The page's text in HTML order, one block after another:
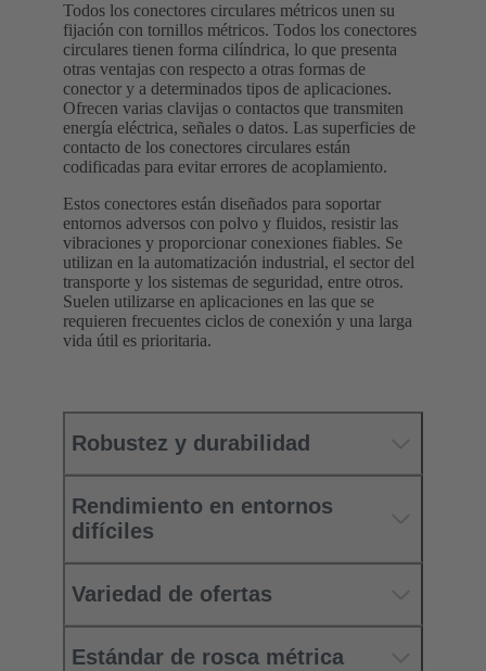
Todos los conectores circulares métricos unen su
fijación con tornillos métricos. Todos los conectores
circulares tienen forma cilíndrica, lo que presenta
otras ventajas con respecto a otras formas de
conector y a determinados tipos de aplicaciones.
Ofrecen varias clavijas o contactos que transmiten
energía eléctrica, señales o datos. Las superficies de
contacto de los conectores circulares están
codificadas para evitar errores de acoplamiento.
Estos conectores están diseñados para soportar
entornos adversos con polvo y fluidos, resistir las
vibraciones y proporcionar conexiones fiables. Se
utilizan en la automatización industrial, el sector del
transporte y los sistemas de seguridad, entre otros.
Suelen utilizarse en aplicaciones en las que se
requieren frecuentes ciclos de conexión y una larga
vida útil es prioritaria.
Robustez y durabilidad
Rendimiento en entornos
difíciles
Variedad de ofertas
Estándar de rosca métrica